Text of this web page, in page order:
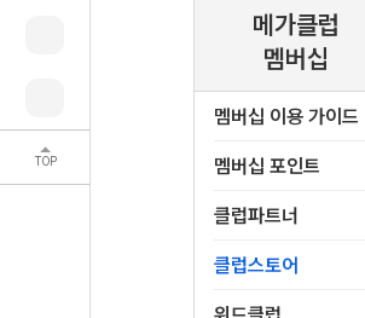
TOP
메가클럽
멤버십
멤버십 이용 가이드
멤버십 포인트
클럽파트너
클럽스토어